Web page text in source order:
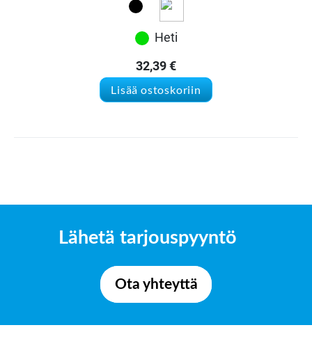
Heti
32,39€
Lisää ostoskoriin
Lähetä tarjouspyyntö
Ota yhteyttä